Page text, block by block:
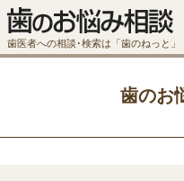
歯医者への相談･検索は「歯のねっと」
歯のお